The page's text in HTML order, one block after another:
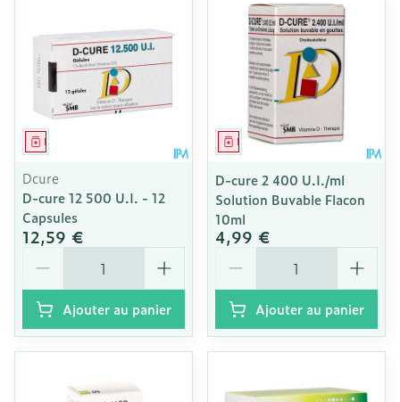
Médicament
Dcure
D-cure 12 500 U.I. - 12
Capsules
12,59 €
Ajouter au panier
Médicament
D-cure 2 400 U.I./ml
Solution Buvable Flacon
10ml
4,99 €
Ajouter au panier